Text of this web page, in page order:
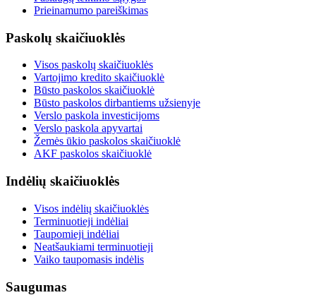
Prieinamumo pareiškimas
Paskolų skaičiuoklės
Visos paskolų skaičiuoklės
Vartojimo kredito skaičiuoklė
Būsto paskolos skaičiuoklė
Būsto paskolos dirbantiems užsienyje
Verslo paskola investicijoms
Verslo paskola apyvartai
Žemės ūkio paskolos skaičiuoklė
AKF paskolos skaičiuoklė
Indėlių skaičiuoklės
Visos indėlių skaičiuoklės
Terminuotieji indėliai
Taupomieji indėliai
Neatšaukiami terminuotieji
Vaiko taupomasis indėlis
Saugumas